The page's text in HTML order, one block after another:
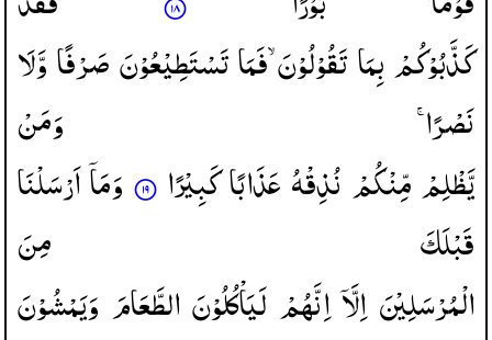
كَذَّبُوْكُمْبِمَاتَقُوْلُوْنَ ۙفَمَاتَسْتَطِیْعُوْنَصَرْفًاوَّلَا
نَصْرًا ۚ
وَمَنْ
یَّظْلِمْمِّنْكُمْنُذِقْهُعَذَابًاكَبِیْرًا وَمَاۤاَرْسَلْنَا
قَبْلَكَ
مِنَ
الْمُرْسَلِیْنَ اِلَّاۤاِنَّهُمْلَیَاْكُلُوْنَ الطَّعَامَ وَیَمْشُوْنَ